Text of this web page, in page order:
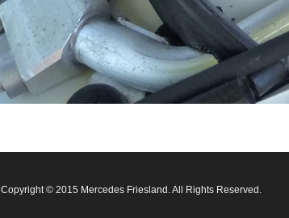
Copyright © 2015 Mercedes Friesland. All Rights Reserved.